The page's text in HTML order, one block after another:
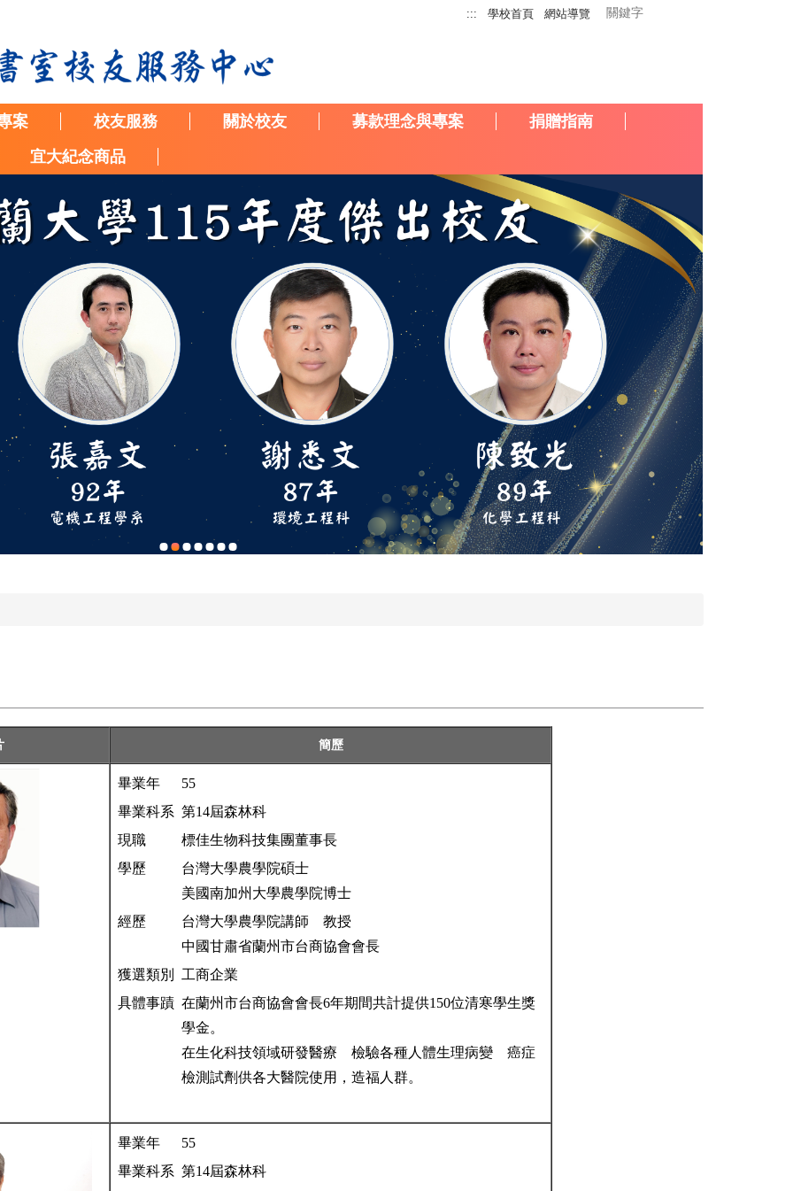
::: 學校首頁 網站導覽
案 校友服務 關於校友 募款理念與專案
捐贈指南
宜大紀念商品
簡歷
畢業年
55
畢業科系 第14屆森林科
現職
標佳生物科技集團董事長
學歷
台灣大學農學院碩士
美國南加州大學農學院博士
經歷
台灣大學農學院講師 教授
中國甘肅省蘭州市台商協會會長
獲選類別
工商企業
具體事蹟 在蘭州市台商協會會長6年期間共計提供150位清寒學生獎
學金。
在生化科技領域研發醫療 檢驗各種人體生理病變 癌症
檢測試劑供各大醫院使用，造福人群。
畢業年
55
畢業科系 第14屆森林科